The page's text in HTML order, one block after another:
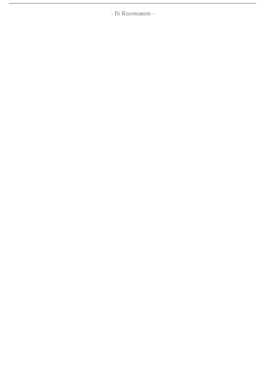
- Et Recomanem -